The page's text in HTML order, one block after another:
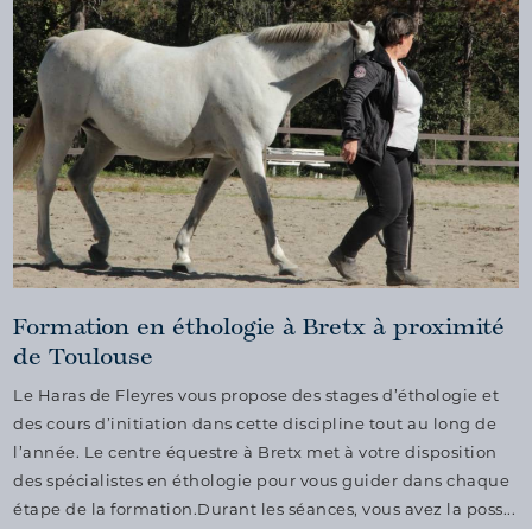
Formation en éthologie à Bretx à proximité
de Toulouse
Le Haras de Fleyres vous propose des stages d’éthologie et
des cours d’initiation dans cette discipline tout au long de
l’année. Le centre équestre à Bretx met à votre disposition
des spécialistes en éthologie pour vous guider dans chaque
étape de la formation.Durant les séances, vous avez la poss...